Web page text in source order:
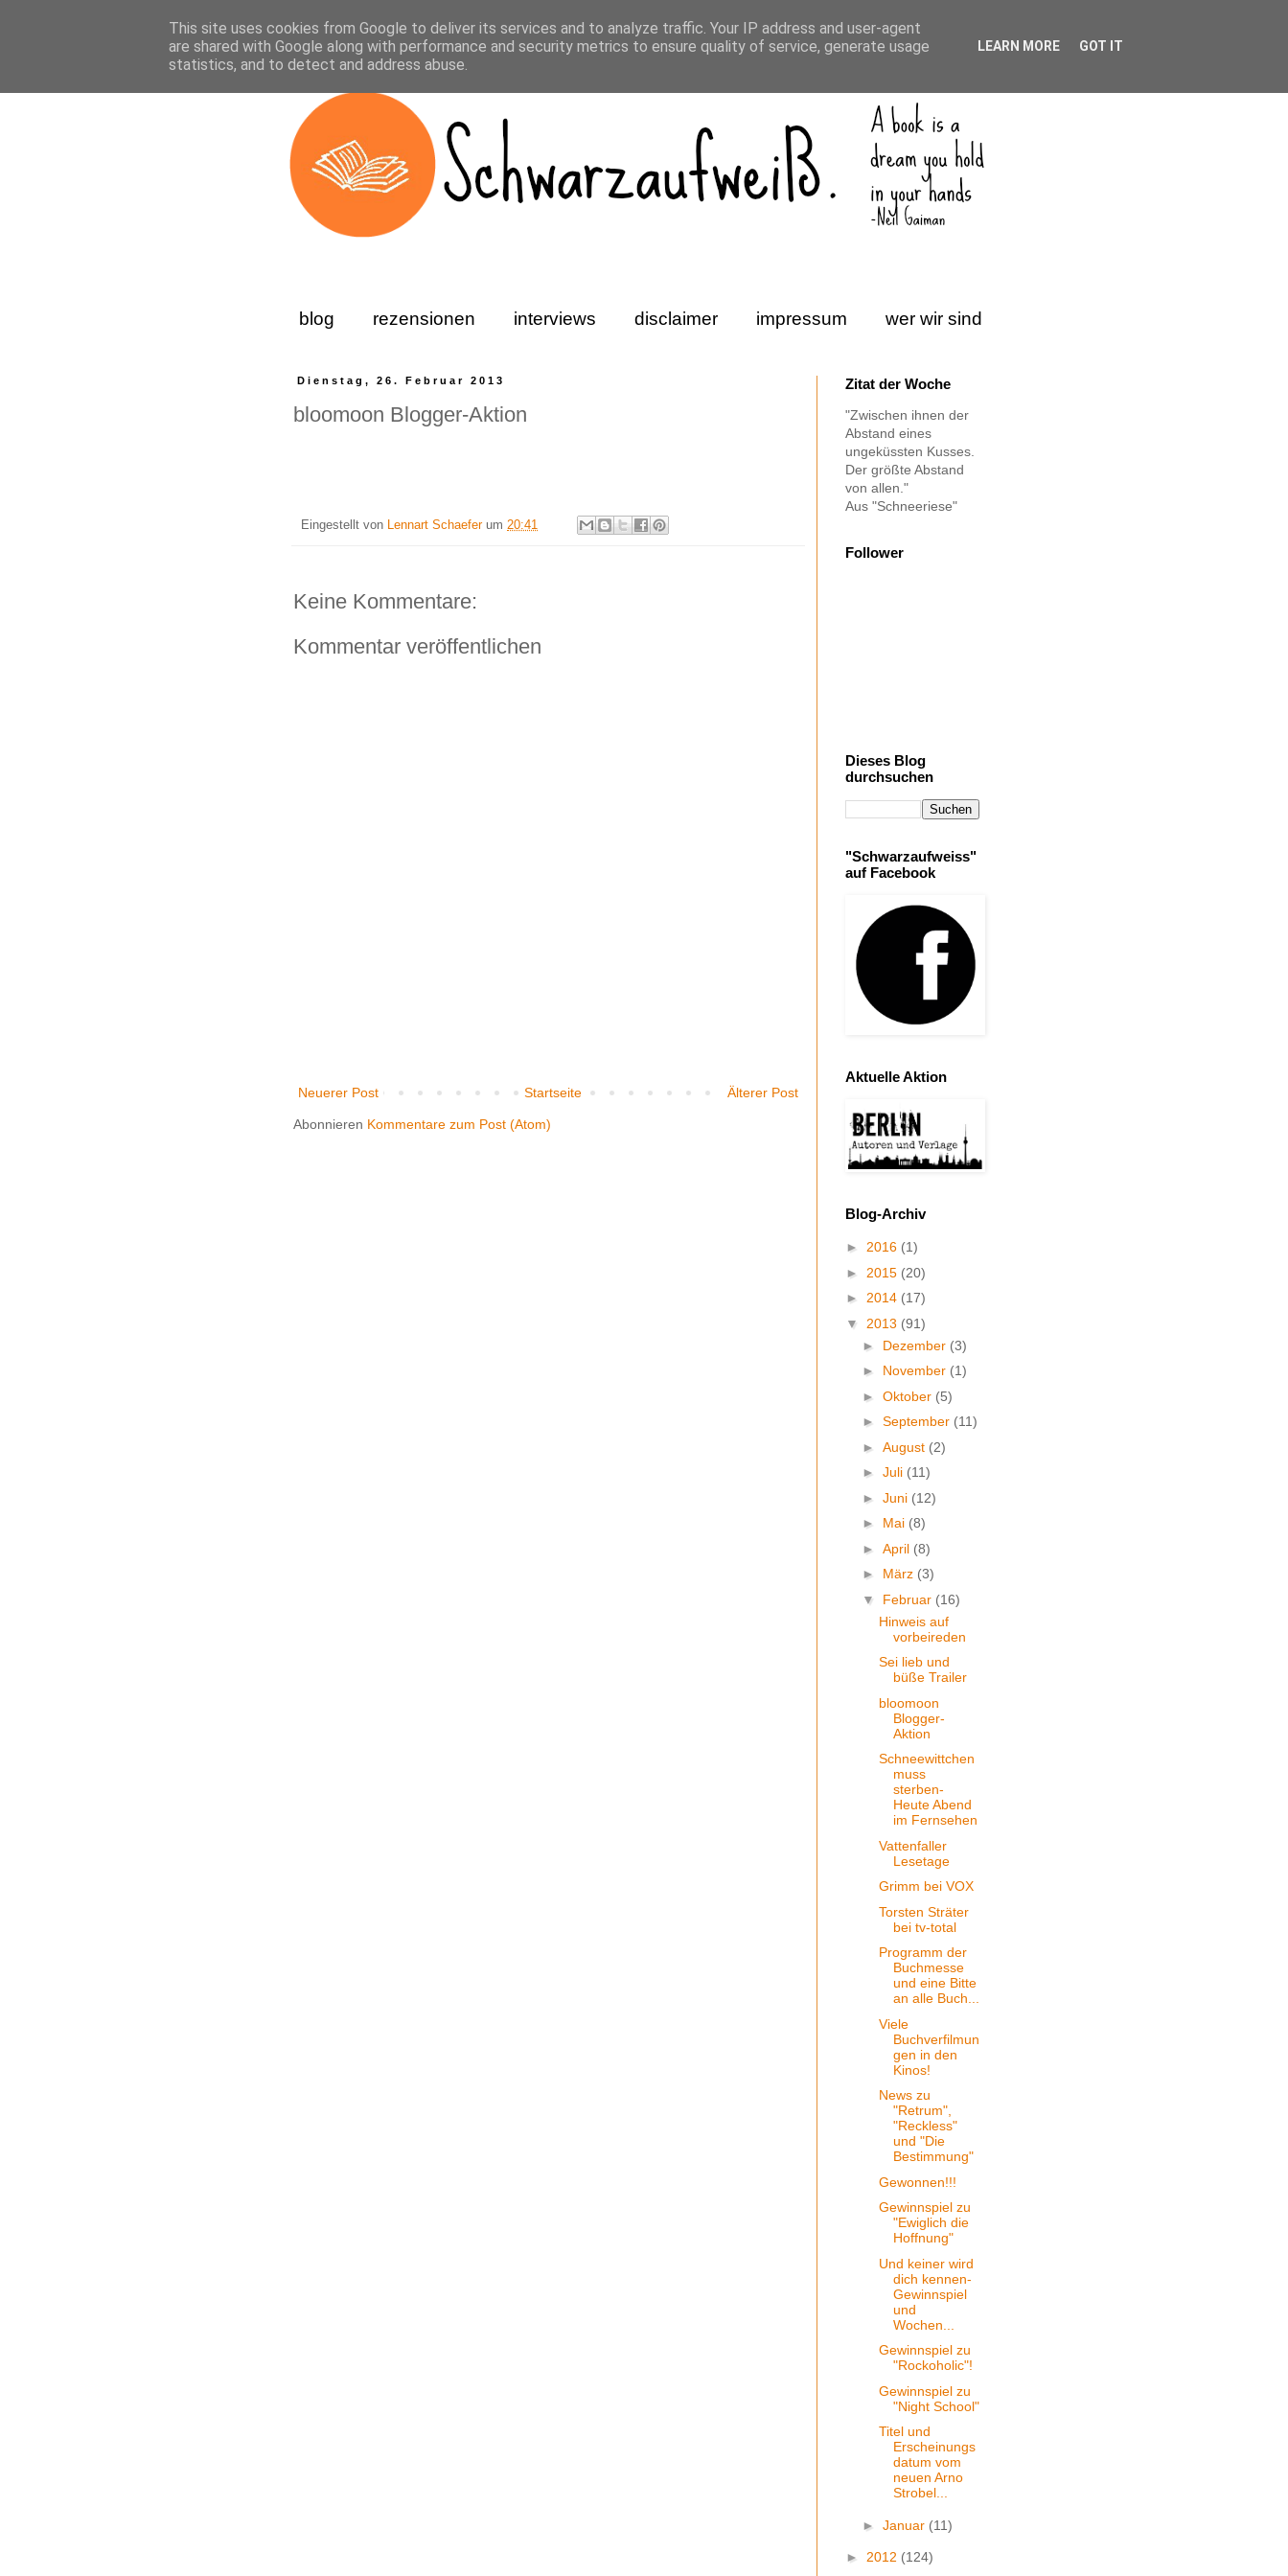
blog rezensionen interviews disclaimer impressum wer wir sind
Dienstag, 26. Februar 2013
bloomoon Blogger-Aktion
Eingestellt von Lennart Schaefer um 20:41
Keine Kommentare:
Kommentar veröffentlichen
Neuerer Post Älterer Post
Startseite
Abonnieren Kommentare zum Post (Atom)
Zitat der Woche
"Zwischen ihnen der
Abstand eines
ungeküssten Kusses.
Der größte Abstand
von allen."
Aus "Schneeriese"
Follower
Dieses Blog
durchsuchen
"Schwarzaufweiss"
auf Facebook
Aktuelle Aktion
Blog-Archiv
► 2016 (1)
► 2015 (20)
► 2014 (17)
▼ 2013 (91)
► Dezember (3)
► November (1)
► Oktober (5)
► September (11)
► August (2)
► Juli (11)
► Juni (12)
► Mai (8)
► April (8)
► März (3)
▼ Februar (16)
Hinweis auf
vorbeireden
Sei lieb und
büße Trailer
bloomoon
Blogger-
Aktion
Schneewittchen
muss
sterben-
Heute Abend
im Fernsehen
Vattenfaller
Lesetage
Grimm bei VOX
Torsten Sträter
bei tv-total
Programm der
Buchmesse
und eine Bitte
an alle Buch...
Viele
Buchverfilmun
gen in den
Kinos!
News zu
"Retrum",
"Reckless"
und "Die
Bestimmung"
Gewonnen!!!
Gewinnspiel zu
"Ewiglich die
Hoffnung"
Und keiner wird
dich kennen-
Gewinnspiel
und
Wochen...
Gewinnspiel zu
"Rockoholic"!
Gewinnspiel zu
"Night School"
Titel und
Erscheinungs
datum vom
neuen Arno
Strobel...
► Januar (11)
► 2012 (124)
This site uses cookies from Google to deliver its services and to analyze traffic. Your IP address and user-agent
are shared with Google along with performance and security metrics to ensure quality of service, generate usage
statistics, and to detect and address abuse.
LEARN MORE GOT IT